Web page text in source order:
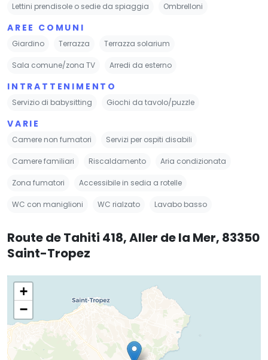
Lettini prendisole o sedie da spiaggia Ombrelloni
AREE COMUNI
Giardino Terrazza Terrazza solarium
Sala comune/zona TV Arredi da esterno
INTRATTENIMENTO
Servizio di babysitting Giochi da tavolo/puzzle
VARIE
Camere non fumatori Servizi per ospiti disabili
Camere familiari Riscaldamento Aria condizionata
Zona fumatori Accessibile in sedia a rotelle
WC con maniglioni WC rialzato Lavabo basso
Route de Tahiti 418, Aller de la Mer, 83350
Saint-Tropez
+
−